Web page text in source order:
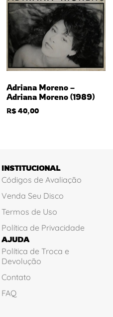
Adriana Moreno –
Adriana Moreno (1989)
R$40,00
INSTITUCIONAL
Códigos de Avaliação
Venda Seu Disco
Termos de Uso
Política de Privacidade
AJUDA
Política de Troca e
Devolução
Contato
FAQ